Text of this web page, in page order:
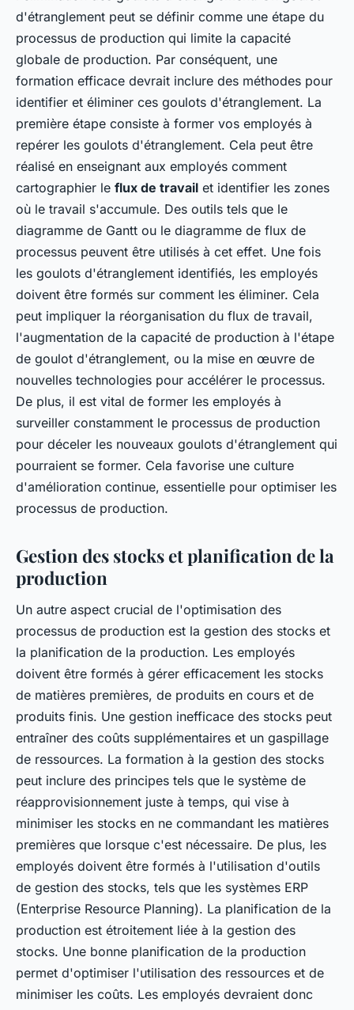
d'étranglement peut se définir comme une étape du
processus de production qui limite la capacité
globale de production. Par conséquent, une
formation efficace devrait inclure des méthodes pour
identifier et éliminer ces goulots d'étranglement. La
première étape consiste à former vos employés à
repérer les goulots d'étranglement. Cela peut être
réalisé en enseignant aux employés comment
cartographier le flux de travail et identifier les zones
où le travail s'accumule. Des outils tels que le
diagramme de Gantt ou le diagramme de flux de
processus peuvent être utilisés à cet effet. Une fois
les goulots d'étranglement identifiés, les employés
doivent être formés sur comment les éliminer. Cela
peut impliquer la réorganisation du flux de travail,
l'augmentation de la capacité de production à l'étape
de goulot d'étranglement, ou la mise en œuvre de
nouvelles technologies pour accélérer le processus.
De plus, il est vital de former les employés à
surveiller constamment le processus de production
pour déceler les nouveaux goulots d'étranglement qui
pourraient se former. Cela favorise une culture
d'amélioration continue, essentielle pour optimiser les
processus de production.
Gestion des stocks et planification de la
production
Un autre aspect crucial de l'optimisation des
processus de production est la gestion des stocks et
la planification de la production. Les employés
doivent être formés à gérer efficacement les stocks
de matières premières, de produits en cours et de
produits finis. Une gestion inefficace des stocks peut
entraîner des coûts supplémentaires et un gaspillage
de ressources. La formation à la gestion des stocks
peut inclure des principes tels que le système de
réapprovisionnement juste à temps, qui vise à
minimiser les stocks en ne commandant les matières
premières que lorsque c'est nécessaire. De plus, les
employés doivent être formés à l'utilisation d'outils
de gestion des stocks, tels que les systèmes ERP
(Enterprise Resource Planning). La planification de la
production est étroitement liée à la gestion des
stocks. Une bonne planification de la production
permet d'optimiser l'utilisation des ressources et de
minimiser les coûts. Les employés devraient donc